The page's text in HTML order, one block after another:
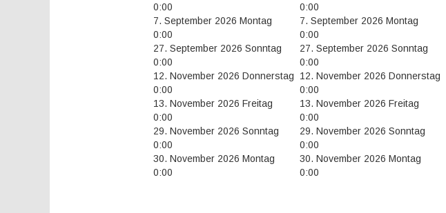
0:00
0:00
7. September 2026 Montag
0:00
7. September 2026 Montag
0:00
27. September 2026 Sonntag
0:00
27. September 2026 Sonntag
0:00
12. November 2026 Donnerstag
0:00
12. November 2026 Donnerstag
0:00
13. November 2026 Freitag
0:00
13. November 2026 Freitag
0:00
29. November 2026 Sonntag
0:00
29. November 2026 Sonntag
0:00
30. November 2026 Montag
0:00
30. November 2026 Montag
0:00